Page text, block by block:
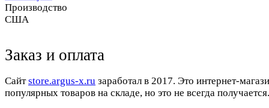
Производство
США
Заказ и оплата
Cайтstore.argus-x.ru заработал в 2017. Это интернет-
популярных товаров на складе, но это не всегда